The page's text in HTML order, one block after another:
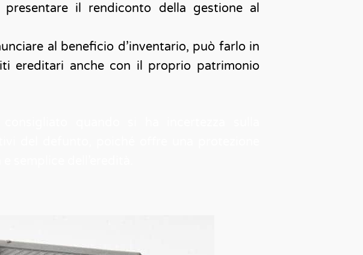
presentare il rendiconto della gestione al
al beneficio d’inventario, può farlo in
ereditari anche con il proprio patrimonio